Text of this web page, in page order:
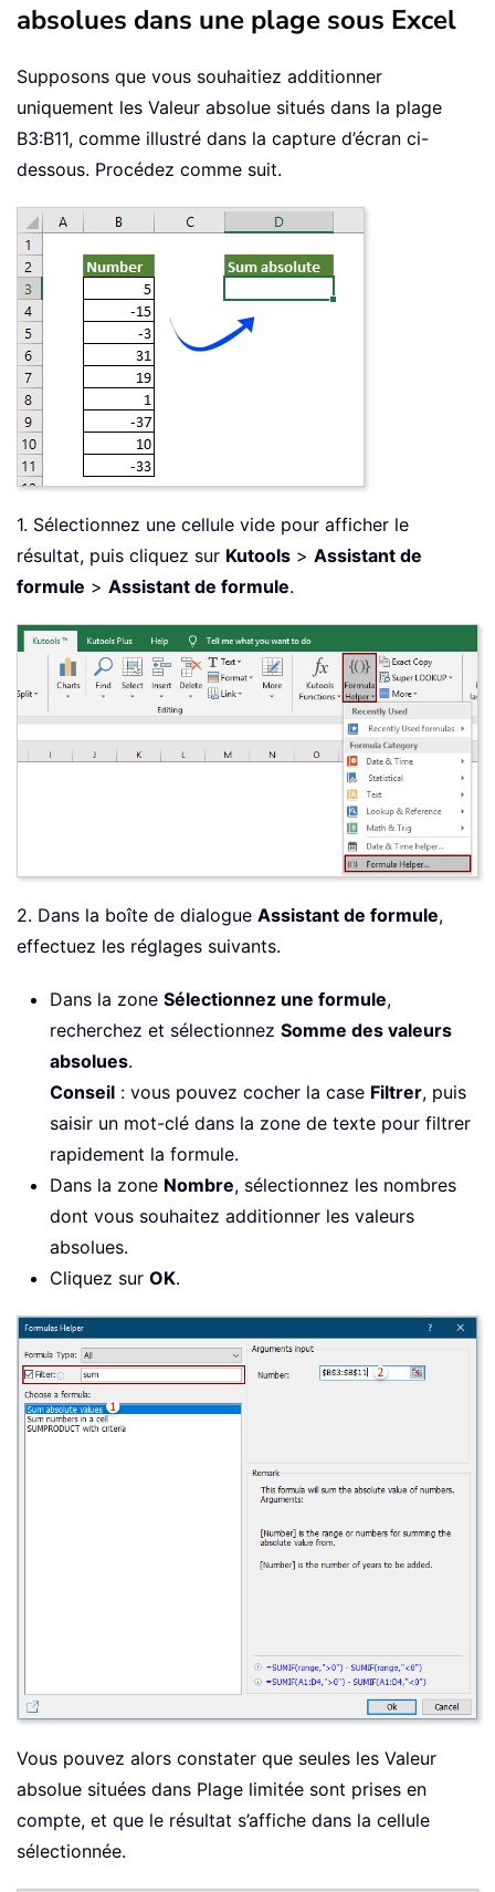
absolues dans une plage sous Excel
Supposons que vous souhaitiez additionner
uniquement les Valeur absolue situés dans la plage
B3:B11, comme illustré dans la capture d’écran ci-
dessous. Procédez comme suit.
1. Sélectionnez une cellule vide pour afficher le
résultat, puis cliquez sur Kutools > Assistant de
formule > Assistant de formule.
2. Dans la boîte de dialogue Assistant de formule,
effectuez les réglages suivants.
Dans la zone Sélectionnez une formule,
recherchez et sélectionnez Somme des valeurs
absolues.
Conseil : vous pouvez cocher la case Filtrer, puis
saisir un mot-clé dans la zone de texte pour filtrer
rapidement la formule.
Dans la zone Nombre, sélectionnez les nombres
dont vous souhaitez additionner les valeurs
absolues.
Cliquez sur OK.
Vous pouvez alors constater que seules les Valeur
absolue situées dans Plage limitée sont prises en
compte, et que le résultat s’affiche dans la cellule
sélectionnée.